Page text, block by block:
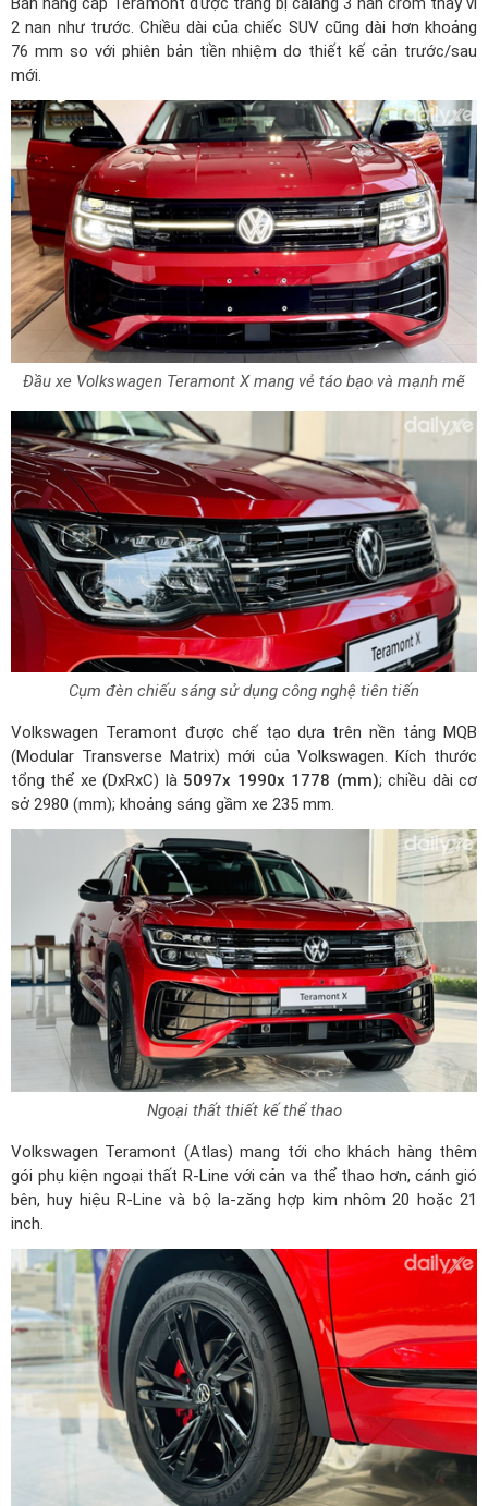
2 nan như trước. Chiều dài của chiếc SUV cũng dài hơn khoảng
76 mm so với phiên bản tiền nhiệm do thiết kế cản trước/sau
mới.
Đầu xe Volkswagen Teramont X mang vẻ táo bạo và mạnh mẽ
Cụm đèn chiếu sáng sử dụng công nghệ tiên tiến
Volkswagen Teramont được chế tạo dựa trên nền tảng MQB
(Modular Transverse Matrix) mới của Volkswagen. Kích thước
tổng thể xe (DxRxC) là 5097x 1990x 1778 (mm); chiều dài cơ
sở 2980 (mm); khoảng sáng gầm xe 235 mm.
Ngoại thất thiết kế thể thao
Volkswagen Teramont (Atlas) mang tới cho khách hàng thêm
gói phụ kiện ngoại thất R-Line với cản va thể thao hơn, cánh gió
bên, huy hiệu R-Line và bộ la-zăng hợp kim nhôm 20 hoặc 21
inch.